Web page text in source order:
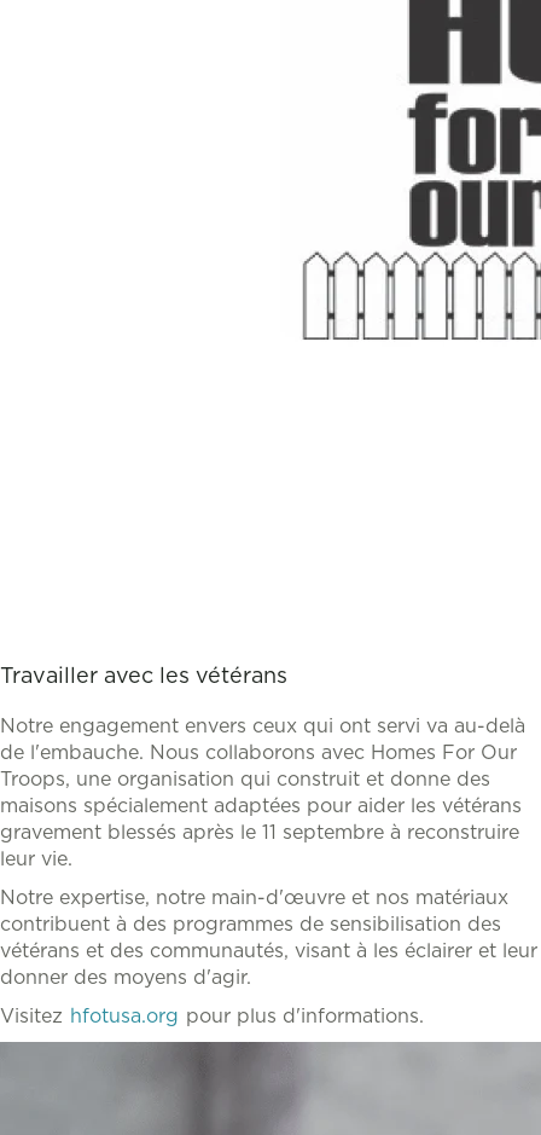
Travailler avec les vétérans
Notre engagement envers ceux qui ont servi va au-delà
de l'embauche. Nous collaborons avec Homes For Our
Troops, une organisation qui construit et donne des
maisons spécialement adaptées pour aider les vétérans
gravement blessés après le 11 septembre à reconstruire
leur vie.
Notre expertise, notre main-d'œuvre et nos matériaux
contribuent à des programmes de sensibilisation des
vétérans et des communautés, visant à les éclairer et leur
donner des moyens d'agir.
Visitez hfotusa.org pour plus d'informations.